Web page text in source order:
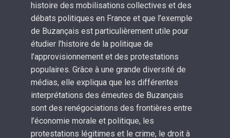
histoire des mobilisations collectives et des
débats politiques en France et que l’exemple
de Buzançais est particulièrement utile pour
étudier l’histoire de la politique de
l’approvisionnement et des protestations
populaires. Grâce à une grande diversité de
médias, elle expliqua que les différentes
interprétations des émeutes de Buzançais
sont des renégociations des frontières entre
l’économie morale et politique, les
protestations légitimes et le crime, le droit à